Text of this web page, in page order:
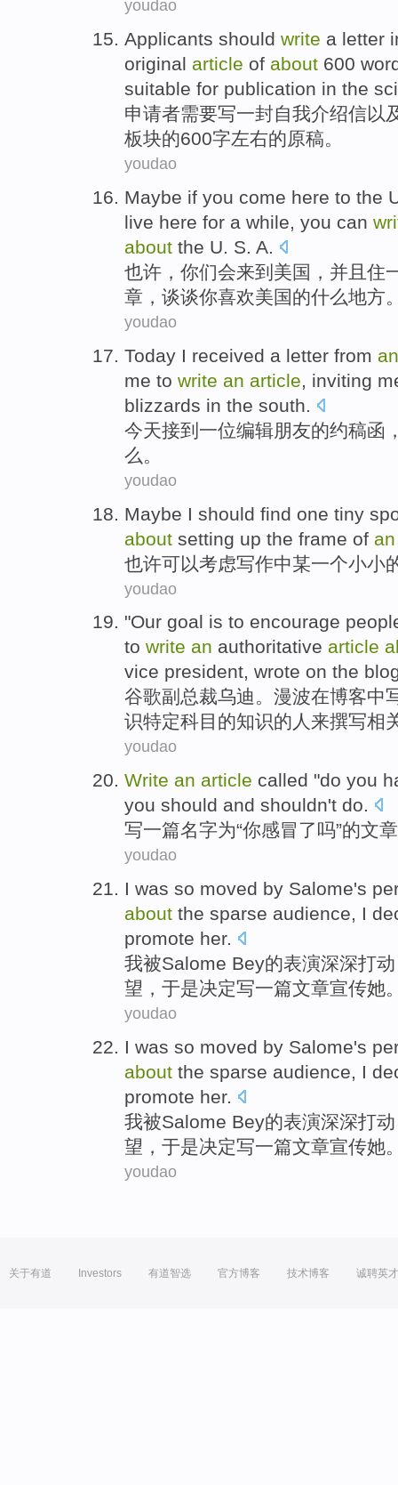
youdao
Applicants should write a letter
original article of about 600
suitable for publication in the
申请者需要写一封自我介绍信以
板块的600字左右的原稿。
youdao
Maybe if you come here to the
live here for a while, you can
about the U. S. A.
也许 ， 你们会来到 美国 ， 并且 住
章， 谈谈你喜欢美国的什么地方
youdao
Today I received a letter from an
me to write an article, inviting
blizzards in the south.
今天接到 一位编辑朋友的约稿函
么。
youdao
Maybe I should find one tiny
about setting up the frame of
也许可以考虑写作中某一个小小
youdao
"Our goal is to encourage
to write an authoritative article
vice president, wrote on the
谷歌副 总裁乌迪。漫波在博客中
识特定科目 的知识的人 来撰写相
youdao
Write an article called "do you
you should and shouldn't do.
写一篇名字为“你感冒了吗”的文
youdao
I was so moved by Salome's
about the sparse audience, I
promote her.
我被Salome Bey的表演深深打动
望 ， 于是决定写一篇文章宣传她
youdao
I was so moved by Salome's
about the sparse audience, I
promote her.
我被Salome Bey的表演深深打动
望 ， 于是决定写一篇文章宣传她
youdao
关于有道 Investors 有道智选 官方博客 技术博客 诚聘英才